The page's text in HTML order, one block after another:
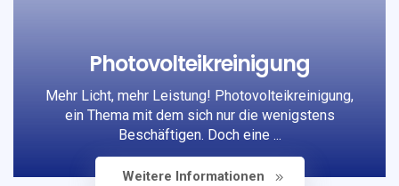
Photovolteikreinigung
Mehr Licht, mehr Leistung! Photovolteikreinigung,
ein Thema mit dem sich nur die wenigstens
Beschäftigen. Doch eine ...
Weitere Informationen